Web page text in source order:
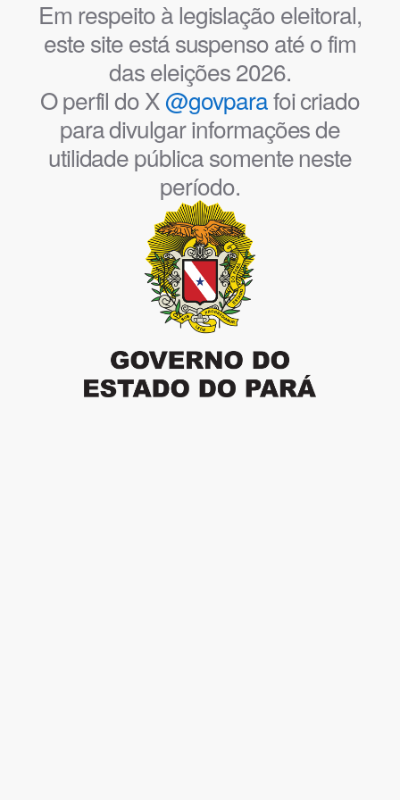
Em respeito à legislação eleitoral,
este site está suspenso até o fim
das eleições 2026.
O perfil do X@govparafoi criado
para divulgar informações de
utilidade pública somente neste
período.